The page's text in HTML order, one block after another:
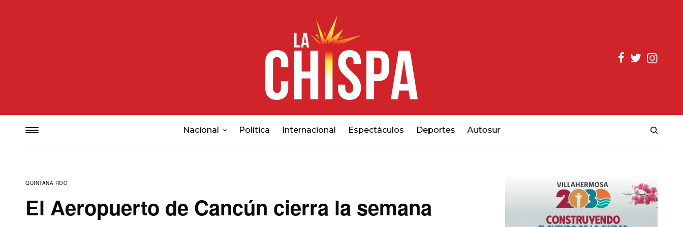
Nacional Política Internacional Espectáculos Deportes Autosur
QUINTANA ROO
El Aeropuerto de Cancún cierra la semana